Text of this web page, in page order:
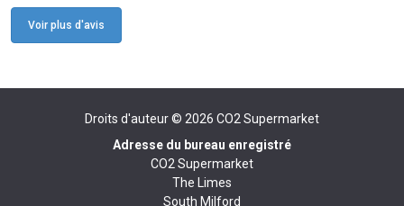
Voir plus d'avis
Droits d'auteur © 2026 CO2 Supermarket
Adresse du bureau enregistré
CO2 Supermarket
The Limes
South Milford